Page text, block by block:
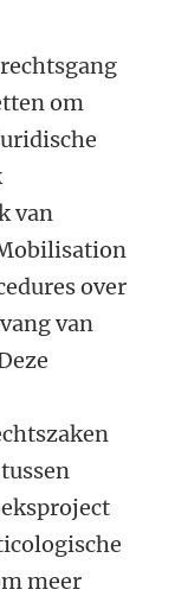
om
van
over
van
meer